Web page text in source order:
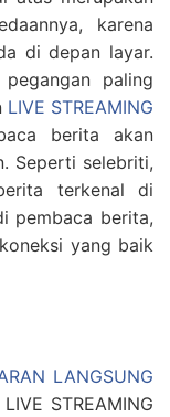
karena
di depan layar.
paling
LIVE STREAMING
berita akan
Seperti selebriti,
terkenal di
pembaca berita,
yang baik
LANGSUNG
STREAMING